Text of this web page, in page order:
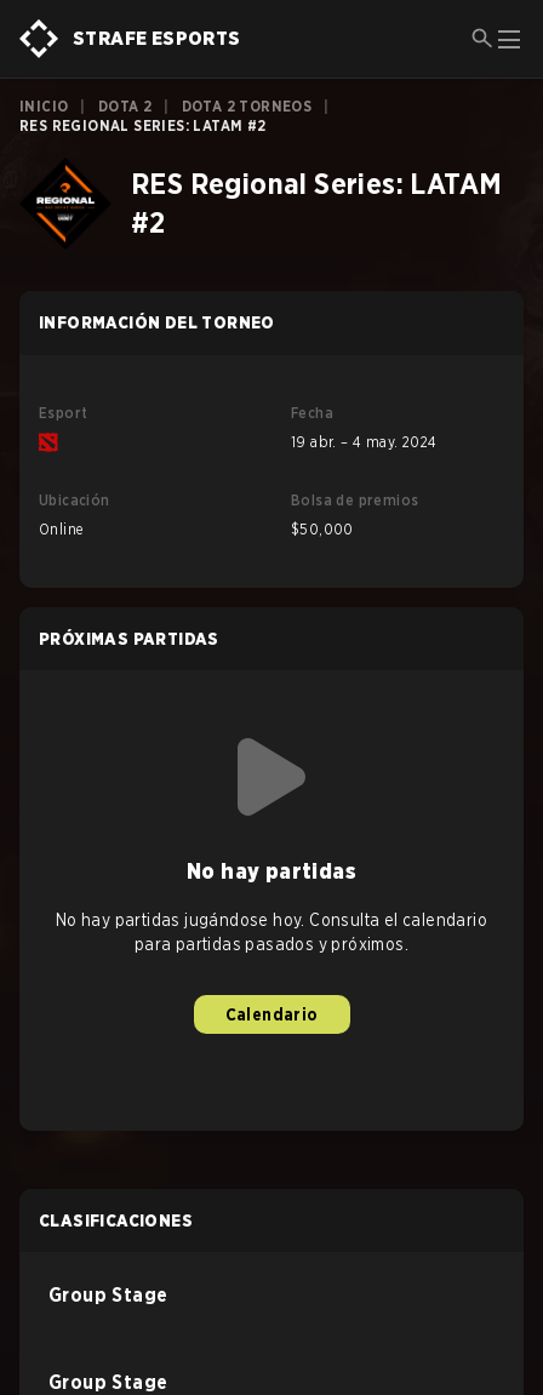
STRAFE ESPORTS
INICIO DOTA 2 DOTA 2 TORNEOS
RES REGIONAL SERIES: LATAM #2
RES Regional Series: LATAM
#2
INFORMACIÓN DEL TORNEO
Esport
Fecha
19 abr. – 4 may. 2024
Ubicación
Online
Bolsa de premios
$50,000
PRÓXIMAS PARTIDAS
No hay partidas
No hay partidas jugándose hoy. Consulta el calendario
para partidas pasados y próximos.
Calendario
CLASIFICACIONES
Group Stage
Group Stage